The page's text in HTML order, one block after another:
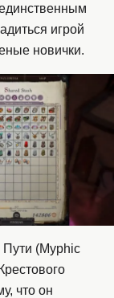
игрой
новички.
(Myphic
что он